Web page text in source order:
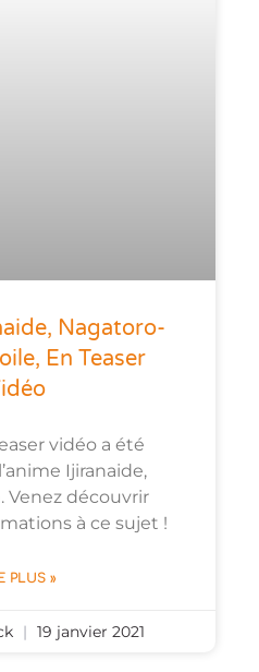
Nagatoro-
En Teaser
vidéo a été
Ijiranaide,
Venez découvrir
à ce sujet !
PLUS »
19 janvier 2021